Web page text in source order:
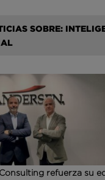
SOBRE:
refuerza su